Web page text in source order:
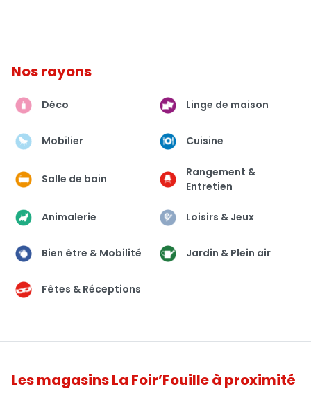
Nos rayons
Déco Linge de maison
Mobilier Cuisine
Salle de bain
Rangement &
Entretien
Animalerie Loisirs & Jeux
Bien être & Mobilité Jardin & Plein air
Fêtes & Réceptions
Les magasins La Foir’Fouille à proximité